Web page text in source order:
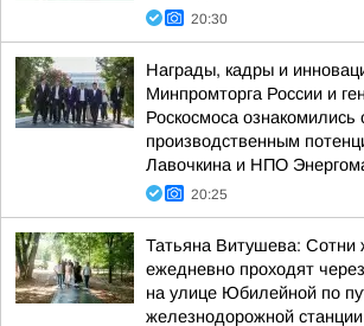
20:30
Награды, кадры и
Минпромторга России и
Роскосмоса ознакомились
производственным
Лавочкина и НПО
20:25
Татьяна Витушева: Сотни
ежедневно проходят
на улице Юбилейной по
железнодорожной